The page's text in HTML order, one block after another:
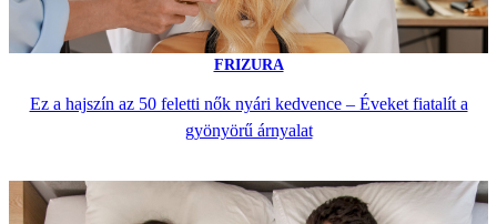
FRIZURA
Ez a hajszín az 50 feletti nők nyári kedvence – Éveket fiatalít a
gyönyörű árnyalat